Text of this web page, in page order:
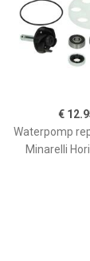
€
Waterpomp
Minarelli